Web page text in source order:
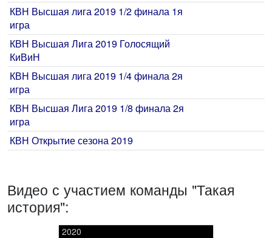
КВН Высшая лига 2019 1/2 финала 1я
игра
КВН Высшая Лига 2019 Голосящий
КиВиН
КВН Высшая лига 2019 1/4 финала 2я
игра
КВН Высшая Лига 2019 1/8 финала 2я
игра
КВН Открытие сезона 2019
Видео с участием команды "Такая
история":
2020